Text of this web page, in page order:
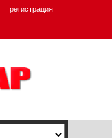
регистрация